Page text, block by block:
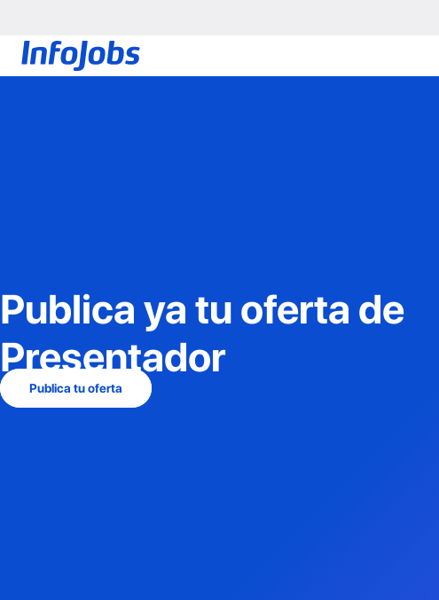
Publica ya tu oferta de
Presentador
Publica tu oferta